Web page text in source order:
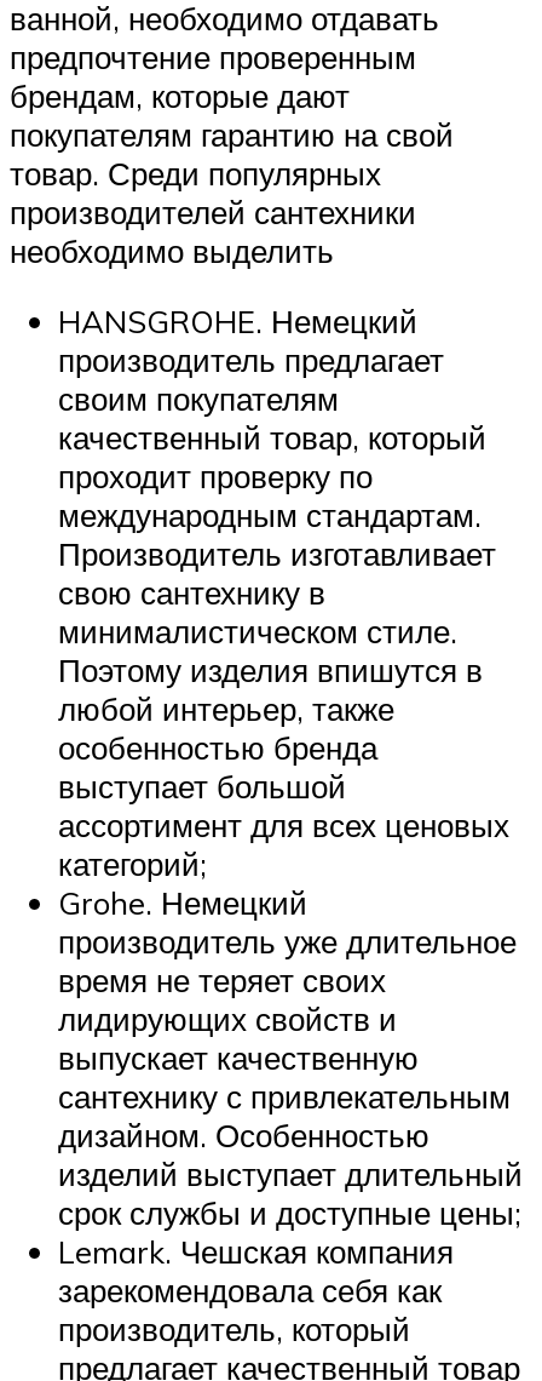
ванной, необходимо отдавать
предпочтение проверенным
брендам, которые дают
покупателям гарантию на свой
товар. Среди популярных
производителей сантехники
необходимо выделить
HANSGROHE. Немецкий
производитель предлагает
своим покупателям
качественный товар, который
проходит проверку по
международным стандартам.
Производитель изготавливает
свою сантехнику в
минималистическом стиле.
Поэтому изделия впишутся в
любой интерьер, также
особенностью бренда
выступает большой
ассортимент для всех ценовых
категорий;
Grohe. Немецкий
производитель уже длительное
время не теряет своих
лидирующих свойств и
выпускает качественную
сантехнику с привлекательным
дизайном. Особенностью
изделий выступает длительный
срок службы и доступные цены;
Lemark. Чешская компания
зарекомендовала себя как
производитель, который
предлагает качественный товар